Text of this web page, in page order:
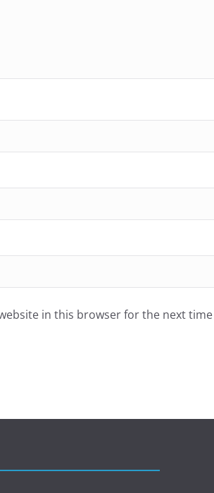
in this browser for the next